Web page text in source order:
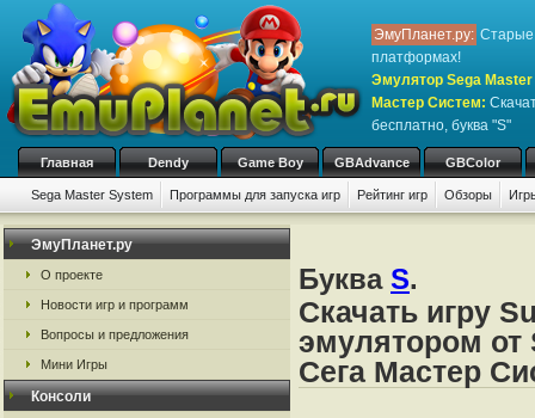
ЭмуПланет.ру: Старые
платформах!
Эмулятор Sega Master
Мастер Систем:
бесплатно, буква "S"
Главная Dendy Game Boy GBAdvance GBColor
Sega Master System Программы для запуска игр Рейтинг игр Обзоры
ЭмуПланет.ру
О проекте
Новости игр и программ
Вопросы и предложения
Мини Игры
Консоли
Буква S.
Скачать игру
эмулятором от
Сега Мастер